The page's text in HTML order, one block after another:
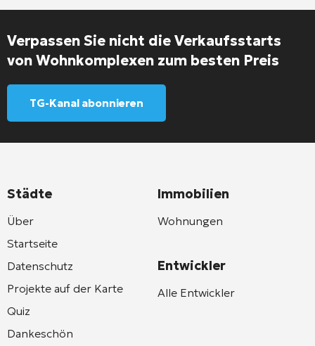
Verpassen Sie nicht die Verkaufsstarts
von Wohnkomplexen zum besten Preis
TG-Kanal abonnieren
Städte
Über
Startseite
Datenschutz
Projekte auf der Karte
Quiz
Dankeschön
Immobilien
Wohnungen
Entwickler
Alle Entwickler